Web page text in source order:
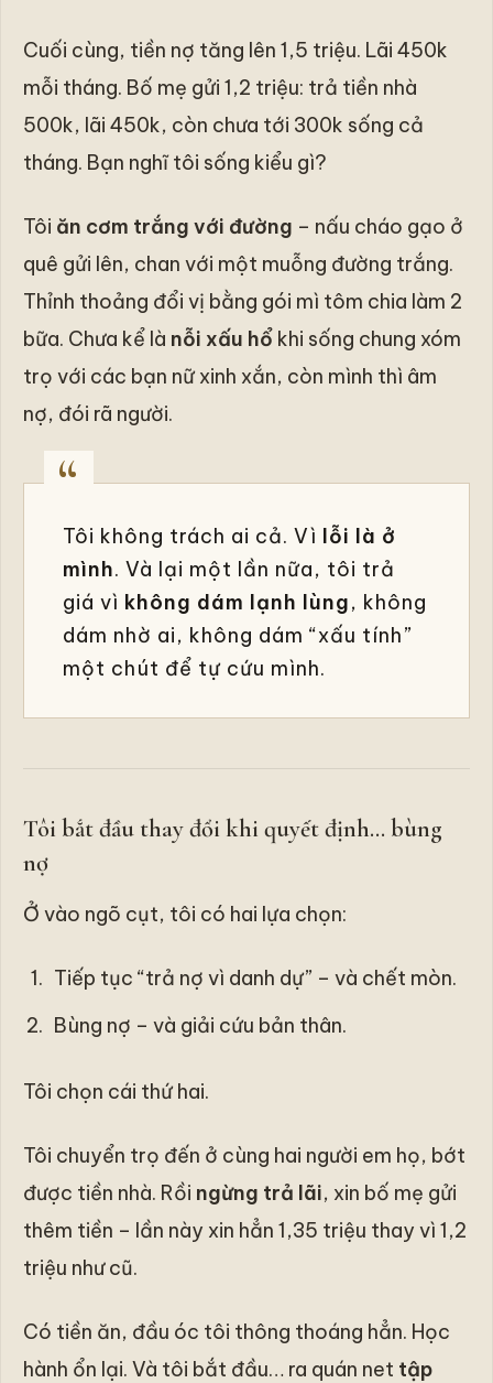
Cuối cùng, tiền nợ tăng lên 1,5 triệu. Lãi 450k
mỗi tháng. Bố mẹ gửi 1,2 triệu: trả tiền nhà
500k, lãi 450k, còn chưa tới 300k sống cả
tháng. Bạn nghĩ tôi sống kiểu gì?
Tôi ăn cơm trắng với đường – nấu cháo gạo ở
quê gửi lên, chan với một muỗng đường trắng.
Thỉnh thoảng đổi vị bằng gói mì tôm chia làm 2
bữa. Chưa kể là nỗi xấu hổ khi sống chung xóm
trọ với các bạn nữ xinh xắn, còn mình thì âm
nợ, đói rã người.
Tôi không trách ai cả. Vì lỗi là ở
mình. Và lại một lần nữa, tôi trả
giá vì không dám lạnh lùng, không
dám nhờ ai, không dám “xấu tính”
một chút để tự cứu mình.
Tôi bắt đầu thay đổi khi quyết định… bùng
nợ
Ở vào ngõ cụt, tôi có hai lựa chọn:
Tiếp tục “trả nợ vì danh dự” – và chết mòn.
Bùng nợ – và giải cứu bản thân.
Tôi chọn cái thứ hai.
Tôi chuyển trọ đến ở cùng hai người em họ, bớt
được tiền nhà. Rồi ngừng trả lãi, xin bố mẹ gửi
thêm tiền – lần này xin hẳn 1,35 triệu thay vì 1,2
triệu như cũ.
Có tiền ăn, đầu óc tôi thông thoáng hẳn. Học
hành ổn lại. Và tôi bắt đầu… ra quán net tập